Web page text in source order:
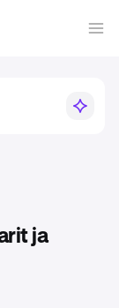
ja